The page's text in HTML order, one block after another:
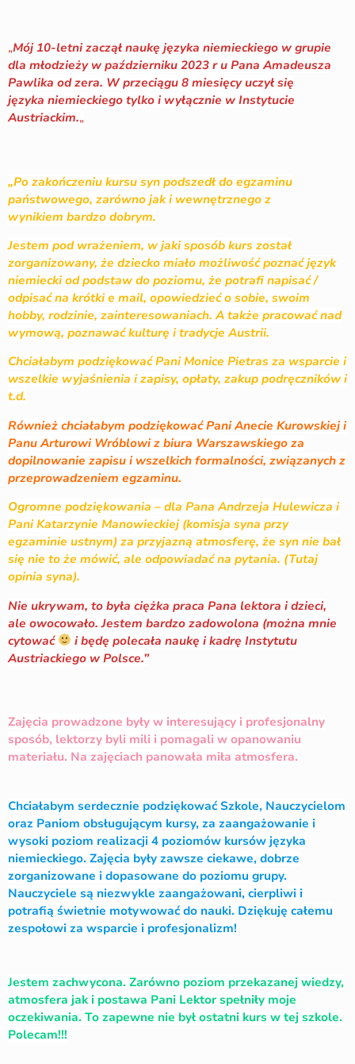
„Mój 10-letni zaczął naukę języka niemieckiego w grupie
dla młodzieży w październiku 2023 r u Pana Amadeusza
Pawlika od zera. W przeciągu 8 miesięcy uczył się
języka niemieckiego tylko i wyłącznie w Instytucie
Austriackim.„
„Po zakończeniu kursu syn podszedł do egzaminu
państwowego, zarówno jak i wewnętrznego z
wynikiem bardzo dobrym.
Jestem pod wrażeniem, w jaki sposób kurs został
zorganizowany, że dziecko miało możliwość poznać język
niemiecki od podstaw do poziomu, że potrafi napisać /
odpisać na krótki e mail, opowiedzieć o sobie, swoim
hobby, rodzinie, zainteresowaniach. A także pracować nad
wymową, poznawać kulturę i tradycje Austrii.
Chciałabym podziękować Pani Monice Pietras za wsparcie i
wszelkie wyjaśnienia i zapisy, opłaty, zakup podręczników i
t.d.
Również chciałabym podziękować Pani Anecie Kurowskiej i
Panu Arturowi Wróblowi z biura Warszawskiego za
dopilnowanie zapisu i wszelkich formalności, związanych z
przeprowadzeniem egzaminu.
Ogromne podziękowania – dla Pana Andrzeja Hulewicza i
Pani Katarzynie Manowieckiej (komisja syna przy
egzaminie ustnym) za przyjazną atmosferę, że syn nie bał
się nie to że mówić, ale odpowiadać na pytania. (Tutaj
opinia syna).
Nie ukrywam, to była ciężka praca Pana lektora i dzieci,
ale owocowało. Jestem bardzo zadowolona (można mnie
cytować
i będę polecała naukę i kadrę Instytutu
Austriackiego w Polsce.”
Zajęcia prowadzone były w interesujący i profesjonalny
sposób, lektorzy byli mili i pomagali w opanowaniu
materiału. Na zajęciach panowała miła atmosfera.
Chciałabym serdecznie podziękować Szkole, Nauczycielom
oraz Paniom obsługującym kursy, za zaangażowanie i
wysoki poziom realizacji 4 poziomów kursów języka
niemieckiego. Zajęcia były zawsze ciekawe, dobrze
zorganizowane i dopasowane do poziomu grupy.
Nauczyciele są niezwykle zaangażowani, cierpliwi i
potrafią świetnie motywować do nauki. Dziękuję całemu
zespołowi za wsparcie i profesjonalizm!
Jestem zachwycona. Zarówno poziom przekazanej wiedzy,
atmosfera jak i postawa Pani Lektor spełniły moje
oczekiwania. To zapewne nie był ostatni kurs w tej szkole.
Polecam!!!